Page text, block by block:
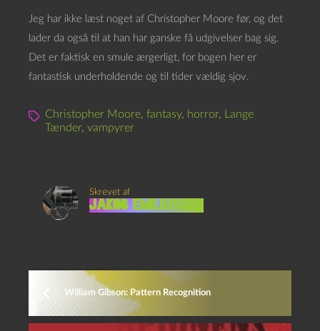
Jeg har ikke læst noget af Christopher Moore før, og det
lader da også til at han har ganske få udgivelser bag sig.
Det er faktisk en smule ærgerligt, for bogen her er
fantastisk underholdende og til tider vældig sjov.
Christopher Moore, fantasy, horror,
Lange
Tænder, vampyrer
Skrevet af
Jakob Emiliussen
William Gibson: Pattern Recognition